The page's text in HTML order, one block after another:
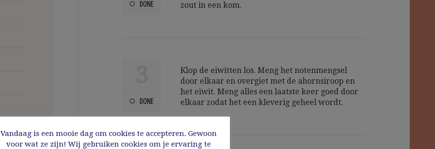
DONE
zout in een kom.
DONE
Klop de eiwitten los. Meng het notenmengsel
door elkaar en overgiet met de ahornsiroop en
het eiwit. Meng alles een laatste keer goed door
elkaar zodat het een kleverig geheel wordt.
Vandaag is een mooie dag om cookies te accepteren. Gewoon
voor wat ze zijn! Wij gebruiken cookies om je ervaring te